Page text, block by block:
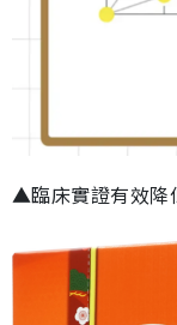
▲臨床實證有效降